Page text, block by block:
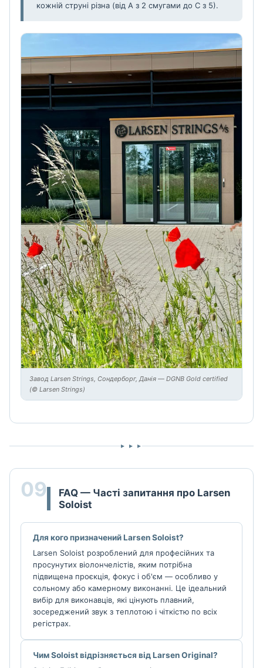
кожній струні різна (від A з 2 смугами до C з 5).
Завод Larsen Strings, Сондерборг, Данія — DGNB Gold certified
(© Larsen Strings)
▸ ▸ ▸
09
FAQ — Часті запитання про Larsen
Soloist
Для кого призначений Larsen Soloist?
Larsen Soloist розроблений для професійних та
просунутих віолончелістів, яким потрібна
підвищена проєкція, фокус і об'єм — особливо у
сольному або камерному виконанні. Це ідеальний
вибір для виконавців, які цінують плавний,
зосереджений звук з теплотою і чіткістю по всіх
регістрах.
Чим Soloist відрізняється від Larsen Original?